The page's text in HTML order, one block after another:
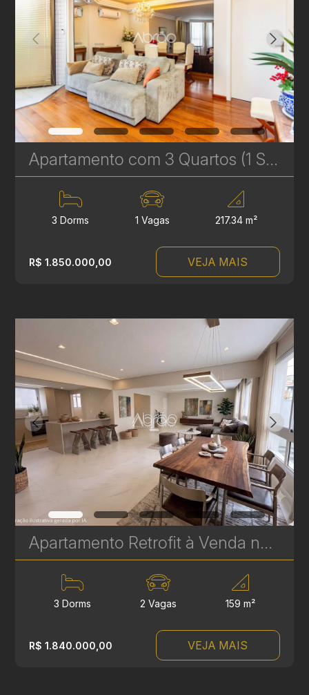
Apartamento com 3 Quartos (1 Suíte) à Venda no Batel - 217 m² - Amplo e Bem Localizado | Ref. 680
3 Dorms 1 Vagas 217.34 m²
R$ 1.850.000,00 VEJA MAIS
Apartamento Retrofit à Venda no Batel – Edifício Cristina | 3 Quartos, 2 Suítes, 159 m² | Ref 1748
3 Dorms 2 Vagas 159 m²
R$ 1.840.000,00 VEJA MAIS